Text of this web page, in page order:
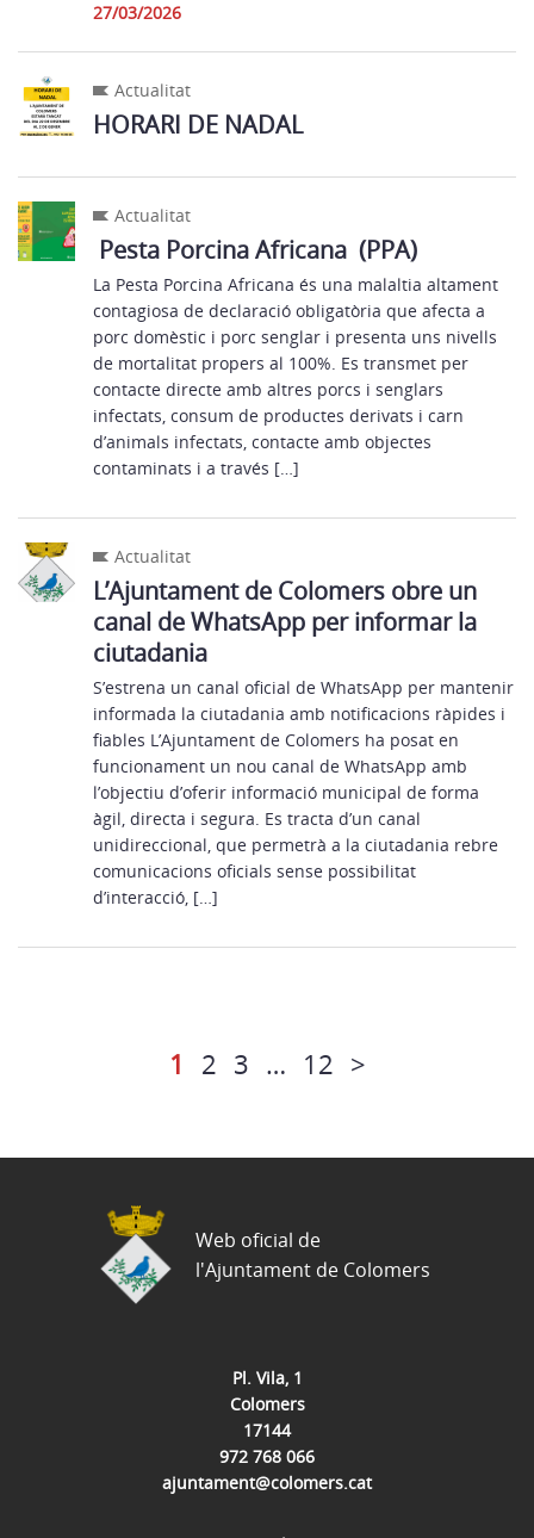
27/03/2026
Actualitat
HORARI DE NADAL
Actualitat
Pesta Porcina Africana (PPA)
La Pesta Porcina Africana és una malaltia altament
contagiosa de declaració obligatòria que afecta a
porc domèstic i porc senglar i presenta uns nivells
de mortalitat propers al 100%. Es transmet per
contacte directe amb altres porcs i senglars
infectats, consum de productes derivats i carn
d’animals infectats, contacte amb objectes
contaminats i a través […]
Actualitat
L’Ajuntament de Colomers obre un
canal de WhatsApp per informar la
ciutadania
S’estrena un canal oficial de WhatsApp per mantenir
informada la ciutadania amb notificacions ràpides i
fiables L’Ajuntament de Colomers ha posat en
funcionament un nou canal de WhatsApp amb
l’objectiu d’oferir informació municipal de forma
àgil, directa i segura. Es tracta d’un canal
unidireccional, que permetrà a la ciutadania rebre
comunicacions oficials sense possibilitat
d’interacció, […]
1 2 3 … 12 >
Pl. Vila, 1
Colomers
17144
972 768 066
ajuntament@colomers.cat
Web oficial de
l'Ajuntament de Colomers